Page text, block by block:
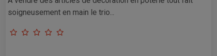
soigneusement en main le trio...